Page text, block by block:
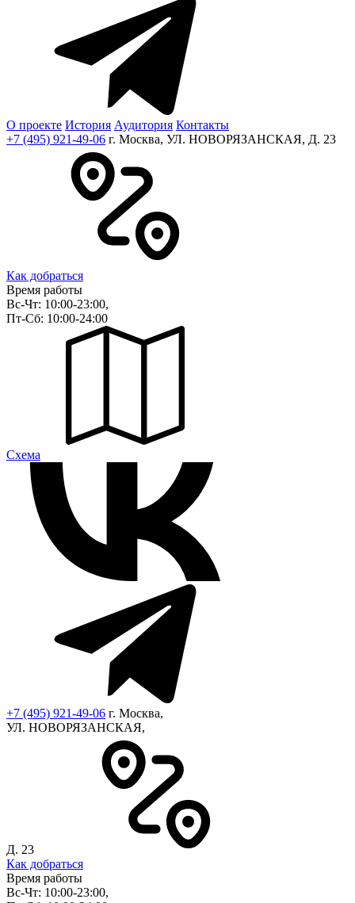
О проекте История Аудитория Контакты
+7 (495) 921-49-06 г. Москва, УЛ. НОВОРЯЗАНСКАЯ, Д. 23
Как добраться
Время работы
Вс-Чт: 10:00-23:00,
Пт-Сб: 10:00-24:00
Cхема
+7 (495) 921-49-06 г. Москва,
УЛ. НОВОРЯЗАНСКАЯ,
Д. 23
Как добраться
Время работы
Вс-Чт: 10:00-23:00,